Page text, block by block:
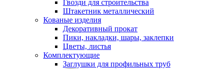
Гвозди для строительства
Штакетник металлический
Кованые изделия
Декоративный прокат
Пики, накладки, шары, заклепки
Цветы, листья
Комплектующие
Заглушки для профильных труб